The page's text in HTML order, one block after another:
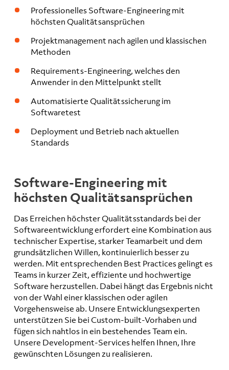
Professionelles Software-Engineering mit
höchsten Qualitätsansprüchen
Projektmanagement nach agilen und klassischen
Methoden
Requirements-Engineering, welches den
Anwender in den Mittelpunkt stellt
Automatisierte Qualitätssicherung im
Softwaretest
Deployment und Betrieb nach aktuellen
Standards
Software-Engineering mit
höchsten Qualitätsansprüchen
Das Erreichen höchster Qualitätsstandards bei der
Softwareentwicklung erfordert eine Kombination aus
technischer Expertise, starker Teamarbeit und dem
grundsätzlichen Willen, kontinuierlich besser zu
werden. Mit entsprechenden Best Practices gelingt es
Teams in kurzer Zeit, effiziente und hochwertige
Software herzustellen. Dabei hängt das Ergebnis nicht
von der Wahl einer klassischen oder agilen
Vorgehensweise ab. Unsere Entwicklungsexperten
unterstützen Sie bei Custom-built-Vorhaben und
fügen sich nahtlos in ein bestehendes Team ein.
Unsere Development-Services helfen Ihnen, Ihre
gewünschten Lösungen zu realisieren.